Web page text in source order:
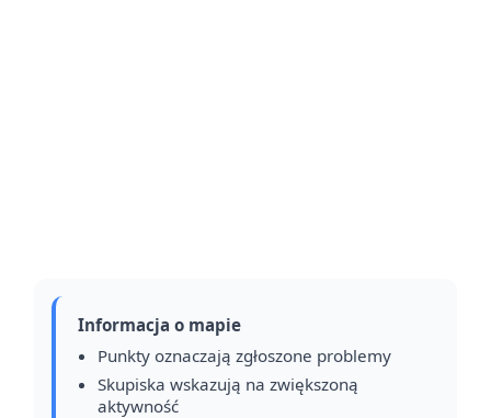
Informacja o mapie
Punkty oznaczają zgłoszone problemy
Skupiska wskazują na zwiększoną
aktywność